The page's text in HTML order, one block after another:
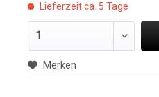
Lieferzeit ca. 5 Tage
Merken